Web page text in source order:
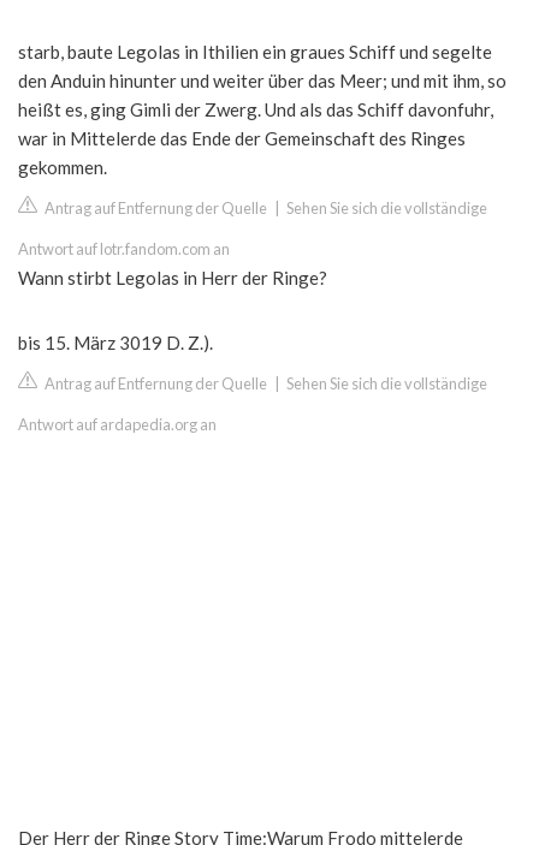
starb, baute Legolas in Ithilien ein graues Schiff und segelte
den Anduin hinunter und weiter über das Meer; und mit ihm, so
heißt es, ging Gimli der Zwerg. Und als das Schiff davonfuhr,
war in Mittelerde das Ende der Gemeinschaft des Ringes
gekommen.
Antrag auf Entfernung der Quelle Sehen Sie sich die vollständige
Antwort auf lotr.fandom.com an
Wann stirbt Legolas in Herr der Ringe?
bis 15. März 3019 D. Z.).
Antrag auf Entfernung der Quelle Sehen Sie sich die vollständige
Antwort auf ardapedia.org an
Der Herr der Ringe Story Time:Warum Frodo mittelerde